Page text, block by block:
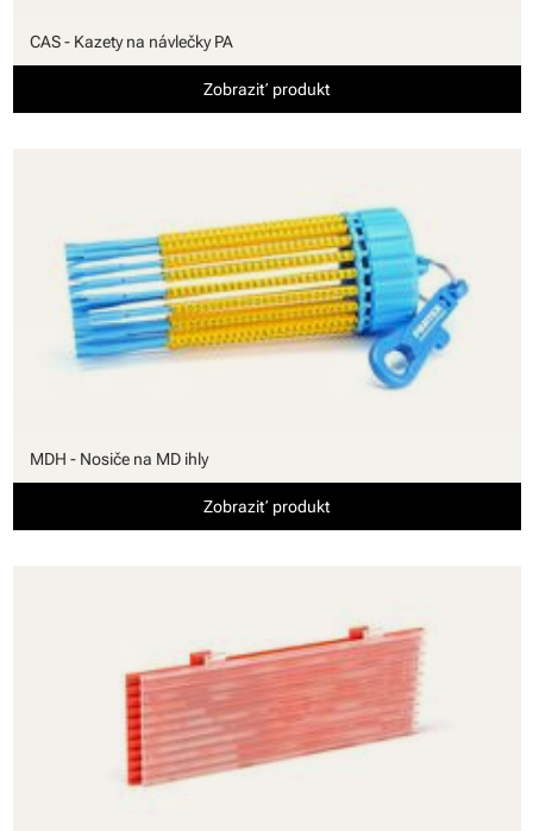
CAS - Kazety na návlečky PA
Zobraziť produkt
MDH - Nosiče na MD ihly
Zobraziť produkt